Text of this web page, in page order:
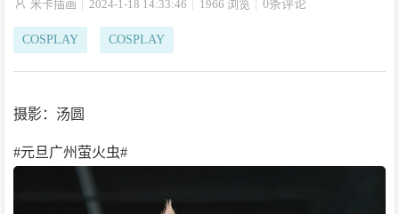
米卡插画 2024-1-18 14:33:46 1966 浏览 0条评论
COSPLAY COSPLAY
摄影：汤圆
#元旦广州萤火虫#